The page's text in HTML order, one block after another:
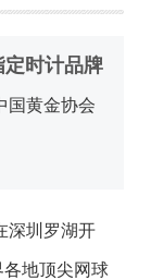
时计品牌
国黄金协会
深圳罗湖开
地顶尖网球